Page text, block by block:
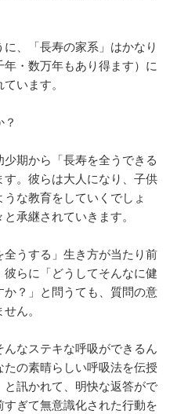
、「長寿の家系」はかなり
・数万年もあり得ます）に
います。
期から「長寿を全うできる
。彼らは大人になり、子供
な教育をしていくでしょ
承継されていきます。
うする」生き方が当たり前
らに「どうしてそんなに健
？」と問うても、質問の意
ん。
なステキな呼吸ができるん
の素晴らしい呼吸法を伝授
と訊かれて、明快な返答がで
ぎて無意識化された行動を